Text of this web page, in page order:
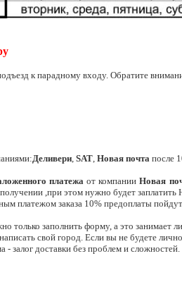
к парадному входу. Обратите
Деливери, SAT, Новая почта после
платежа от компанииНовая
,при этом нужно будет
платежом заказа 10% предоплаты
только заполнить форму, а это
свой город. Если вы не будете
- залог доставки без проблем и сложностей.